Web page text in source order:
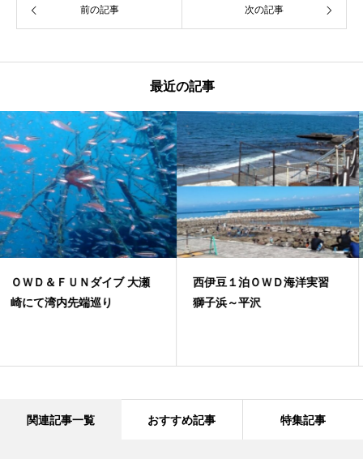
前の記事 次の記事
最近の記事
西伊豆１泊ＯＷＤ海洋実習
獅子浜～平沢
井田でファンと体験ダイビン
グ
関連記事一覧 おすすめ記事 特集記事